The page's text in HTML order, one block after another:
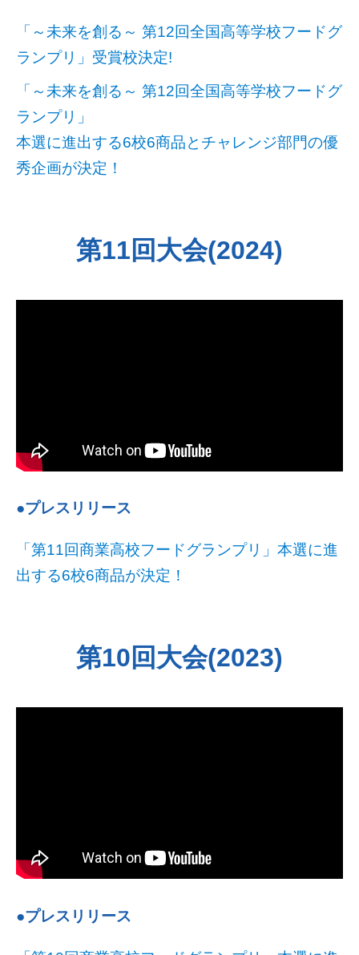
「～未来を創る～ 第12回全国高等学校フードグ
ランプリ」受賞校決定!
「～未来を創る～ 第12回全国高等学校フードグ
ランプリ」
本選に進出する6校6商品とチャレンジ部門の優
秀企画が決定！
第11回大会(2024)
●プレスリリース
「第11回商業高校フードグランプリ」本選に進
出する6校6商品が決定！
第10回大会(2023)
●プレスリリース